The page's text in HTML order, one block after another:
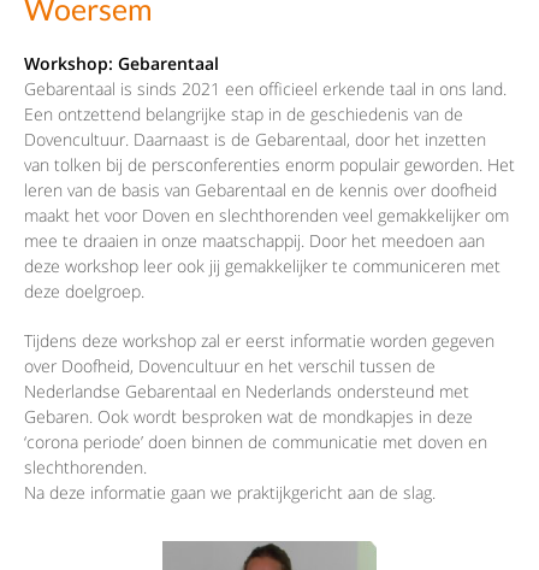
Woersem
Workshop: Gebarentaal
Gebarentaal is sinds 2021 een officieel erkende taal in ons land.
Een ontzettend belangrijke stap in de geschiedenis van de
Dovencultuur. Daarnaast is de Gebarentaal, door het inzetten
van tolken bij de persconferenties enorm populair geworden. Het
leren van de basis van Gebarentaal en de kennis over doofheid
maakt het voor Doven en slechthorenden veel gemakkelijker om
mee te draaien in onze maatschappij. Door het meedoen aan
deze workshop leer ook jij gemakkelijker te communiceren met
deze doelgroep.
Tijdens deze workshop zal er eerst informatie worden gegeven
over Doofheid, Dovencultuur en het verschil tussen de
Nederlandse Gebarentaal en Nederlands ondersteund met
Gebaren. Ook wordt besproken wat de mondkapjes in deze
‘corona periode’ doen binnen de communicatie met doven en
slechthorenden.
Na deze informatie gaan we praktijkgericht aan de slag.